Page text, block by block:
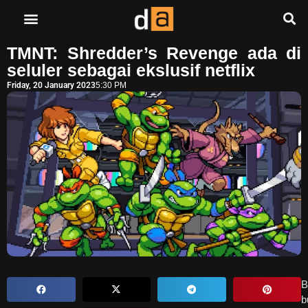
TMNT: Shredder’s Revenge ada di
seluler sebagai ekslusif netflix
Friday, 20 January 20235:30 PM